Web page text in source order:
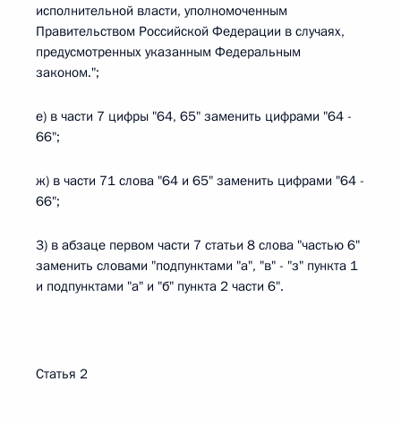
исполнительной власти, уполномоченным
Правительством Российской Федерации в случаях,
предусмотренных указанным Федеральным
законом.";
е) в части 7 цифры "64, 65" заменить цифрами "64 -
66";
ж) в части 71 слова "64 и 65" заменить цифрами "64 -
66";
3) в абзаце первом части 7 статьи 8 слова "частью 6"
заменить словами "подпунктами "а", "в" - "з" пункта 1
и подпунктами "а" и "б" пункта 2 части 6".
Статья 2